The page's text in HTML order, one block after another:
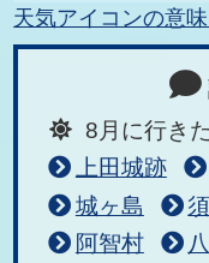
天気アイコンの意
8月に行き
上田城跡
城ヶ島
阿智村